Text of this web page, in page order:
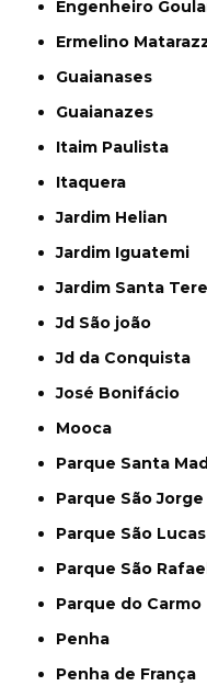
Engenheiro
Ermelino
Guaianases
Guaianazes
Itaim Paulista
Itaquera
Jardim Helian
Jardim Iguatemi
Jardim Santa
Jd São joão
Jd da Conquista
José Bonifácio
Mooca
Parque Santa
Parque São Jorge
Parque São Lucas
Parque São
Parque do Carmo
Penha
Penha de França